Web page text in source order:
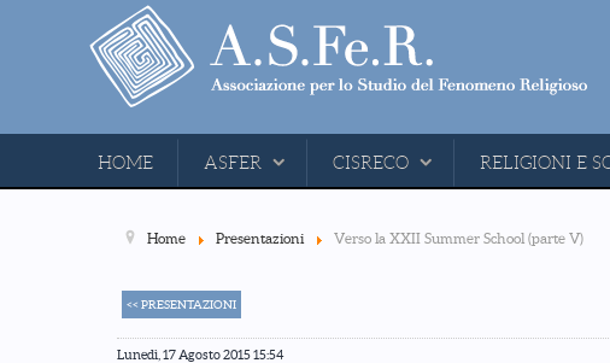
HOME ASFER CISRECO RELIGIONI E
Home Presentazioni Verso la XXII Summer School (parte V)
<< PRESENTAZIONI
Lunedì, 17 Agosto 2015 15:54